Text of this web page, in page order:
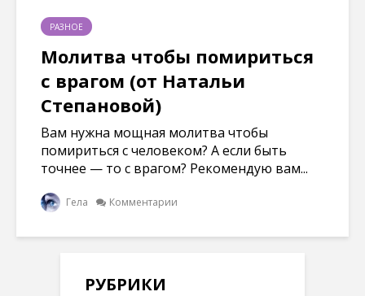
РАЗНОЕ
Молитва чтобы помириться
с врагом (от Натальи
Степановой)
Вам нужна мощная молитва чтобы
помириться с человеком? А если быть
точнее — то с врагом? Рекомендую вам...
Гела Комментарии
РУБРИКИ